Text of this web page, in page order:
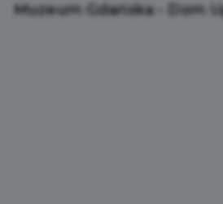
Muzeum Gdańska - Dom